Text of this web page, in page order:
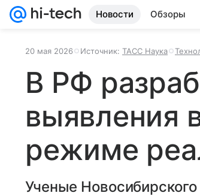
Новости Обзоры
20 мая 2026 Источник: ТАСС Наука
В РФ
выявления
режиме
Ученые Новосибирского